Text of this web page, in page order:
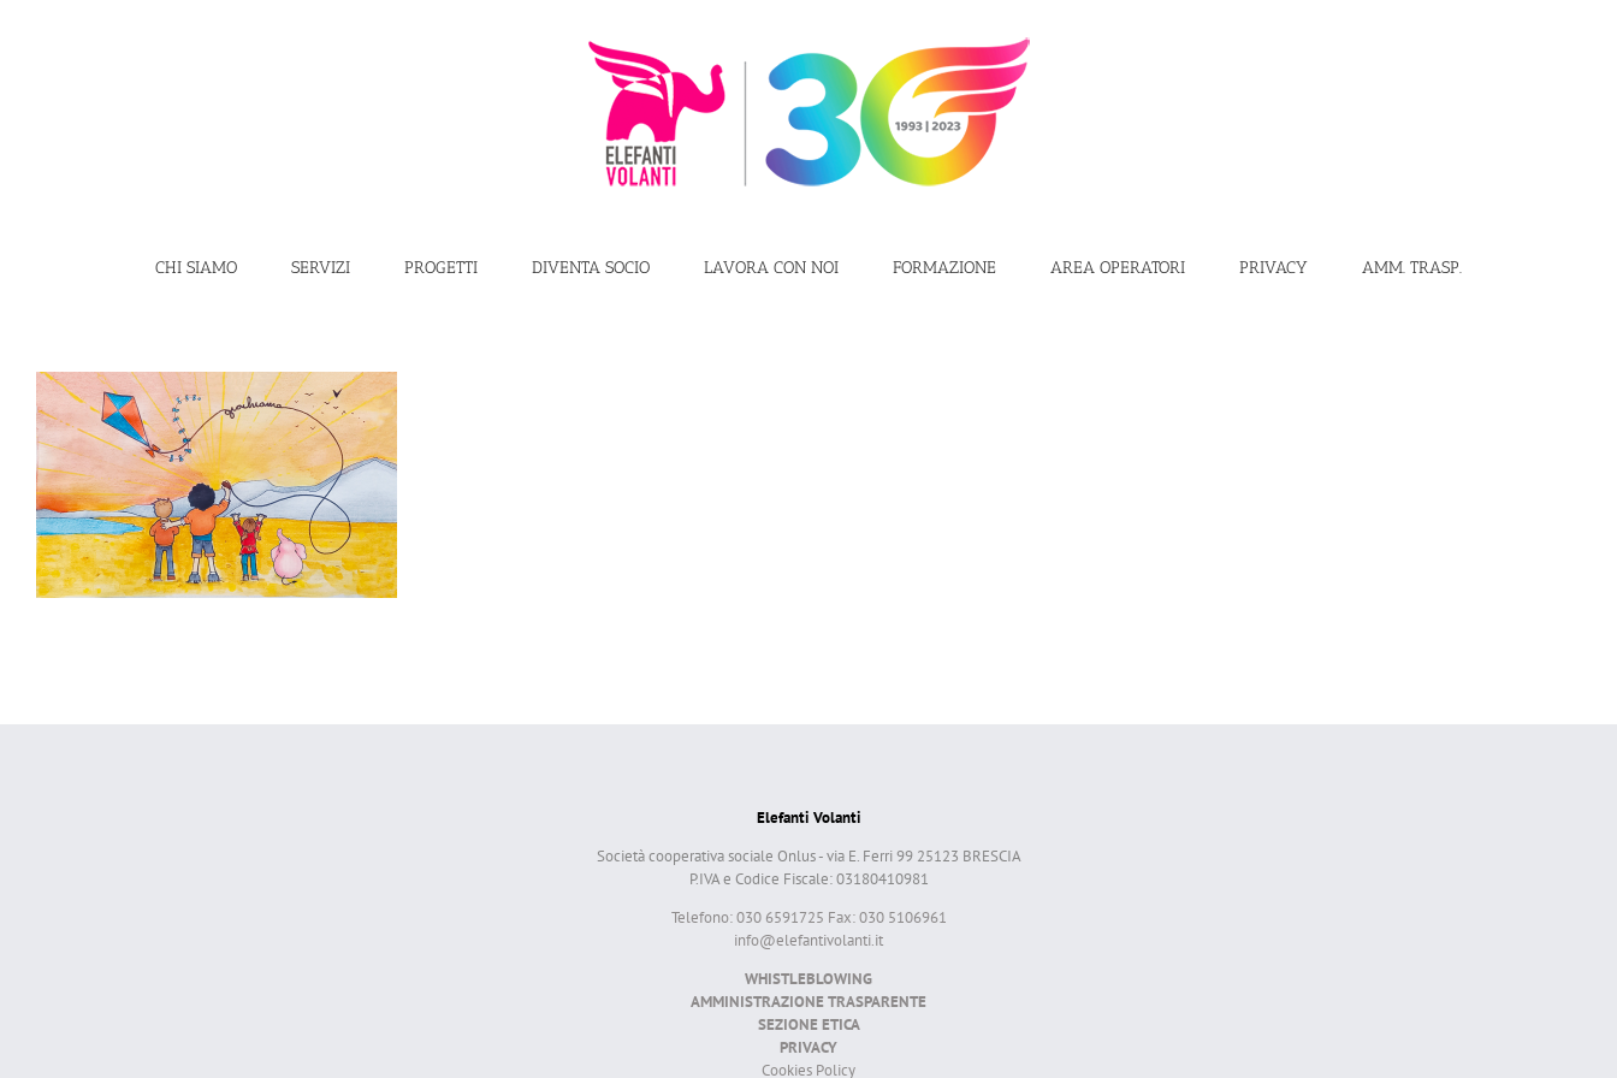
CHI SIAMO SERVIZI PROGETTI DIVENTA SOCIO LAVORA CON NOI FORMAZIONE AREA OPERATORI PRIVACY AMM. TRASP.
Elefanti Volanti
Società cooperativa sociale Onlus - via E. Ferri 99 25123 BRESCIA
P.IVA e Codice Fiscale: 03180410981
Telefono: 030 6591725 Fax: 030 5106961
info@elefantivolanti.it
WHISTLEBLOWING
AMMINISTRAZIONE TRASPARENTE
SEZIONE ETICA
PRIVACY
Cookies Policy